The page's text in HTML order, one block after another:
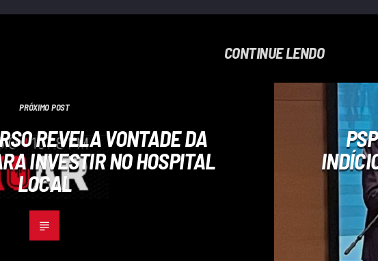
CONTINUE LENDO
PRÓXIMO POST
REVELA VONTADE DA
INVESTIR NO HOSPITAL
LOCAL